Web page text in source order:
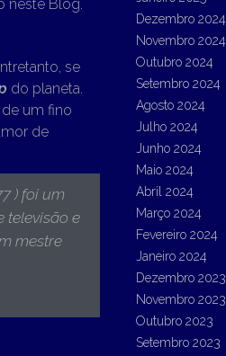
neste Blog.
se
do planeta.
um fino
de
) foi um
televisão e
mestre
Dezembro 2024
Novembro 2024
Outubro 2024
Setembro 2024
Agosto 2024
Julho 2024
Junho 2024
Maio 2024
Abril 2024
Março 2024
Fevereiro 2024
Janeiro 2024
Dezembro 2023
Novembro 2023
Outubro 2023
Setembro 2023